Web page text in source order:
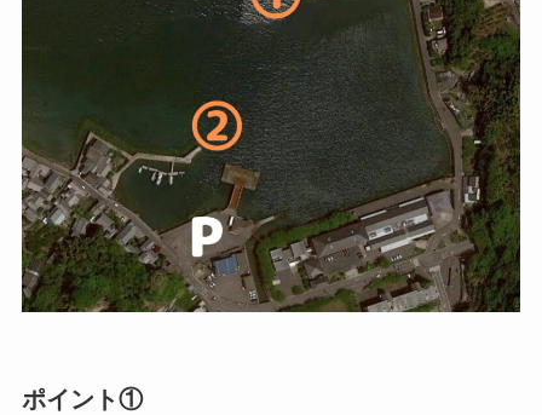
ポイント①